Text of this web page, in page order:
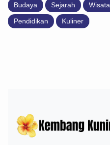
Budaya Sejarah Wisata
Pendidikan Kuliner